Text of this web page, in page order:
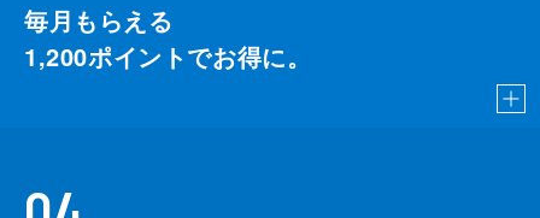
毎月もらえる
1,200ポイントでお得に。